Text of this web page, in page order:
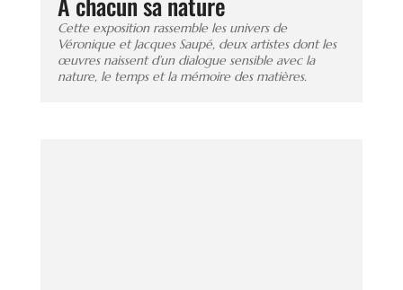
A chacun sa nature
Cette exposition rassemble les univers de
Véronique et Jacques Saupé, deux artistes dont les
œuvres naissent d’un dialogue sensible avec la
nature, le temps et la mémoire des matières.